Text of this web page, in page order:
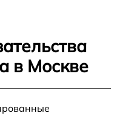
в Москве